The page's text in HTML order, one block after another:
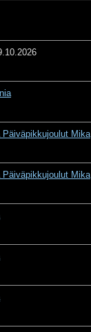
Päiväpikkujoulut Mika
Päiväpikkujoulut Mika